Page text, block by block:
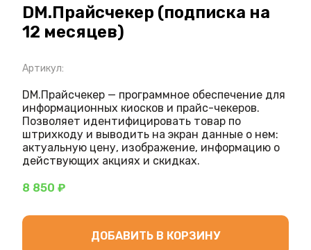
: ?>
DM.Прайсчекер (подписка на
12 месяцев)
Артикул:
DM.Прайсчекер — программное обеспечение для
информационных киосков и прайс-чекеров.
Позволяет идентифицировать товар по
штрихкоду и выводить на экран данные о нем:
актуальную цену, изображение, информацию о
действующих акциях и скидках.
8 850 ₽
ДОБАВИТЬ В КОРЗИНУ